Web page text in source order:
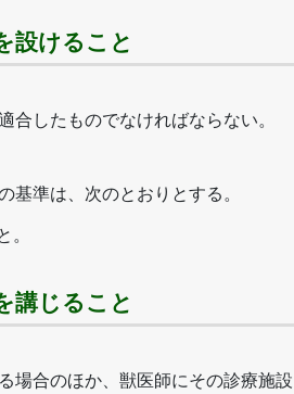
設けること
合したものでなければならない。
基準は、次のとおりとする。
。
講じること
場合のほか、獣医師にその診療施